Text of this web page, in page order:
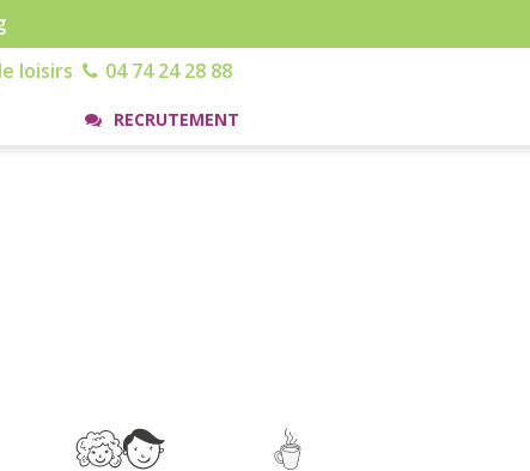
loisirs 04 74 24 28 88
RECRUTEMENT